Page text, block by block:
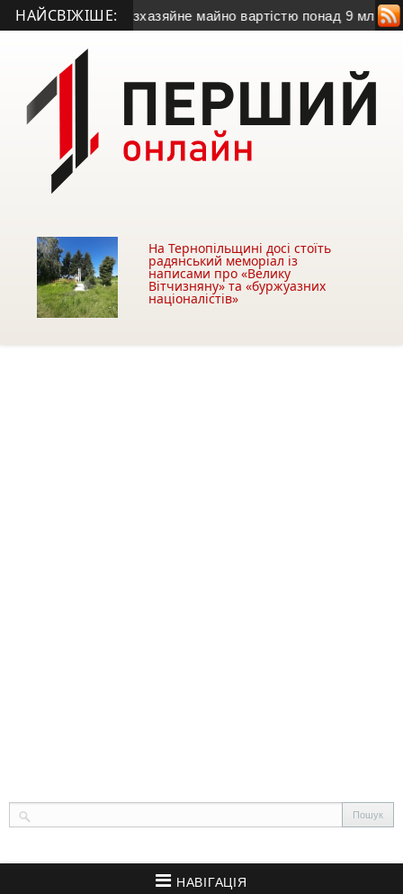
НАЙСВІЖІШЕ:
передали безхазяйне майно вартістю понад 9 млн грн •
На Тернопільщині досі стоїть
радянський меморіал із
написами про «Велику
Вітчизняну» та «буржуазних
націоналістів»
НАВІГАЦІЯ